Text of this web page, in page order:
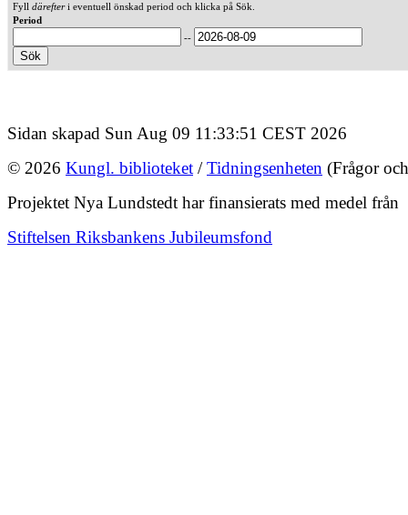
Fyll därefteri eventuell önskad period och klicka på Sök.
Period
--
Sidan skapad Sun Aug 09 11:33:51 CEST 2026
© 2026 Kungl. biblioteket /Tidningsenheten (Frågor
Projektet Nya Lundstedt har finansierats med medel från
Stiftelsen Riksbankens Jubileumsfond